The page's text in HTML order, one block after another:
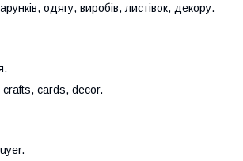
одягу, виробів, листівок, декору.
cards, decor.